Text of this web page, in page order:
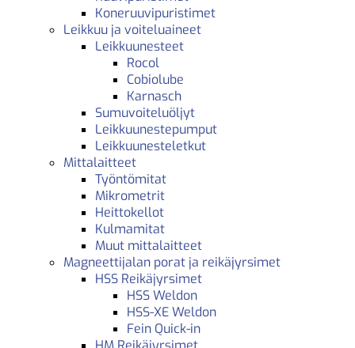
Koneruuvipuristimet
Leikkuu ja voiteluaineet
Leikkuunesteet
Rocol
Cobiolube
Karnasch
Sumuvoiteluöljyt
Leikkuunestepumput
Leikkuunesteletkut
Mittalaitteet
Työntömitat
Mikrometrit
Heittokellot
Kulmamitat
Muut mittalaitteet
Magneettijalan porat ja reikäjyrsimet
HSS Reikäjyrsimet
HSS Weldon
HSS-XE Weldon
Fein Quick-in